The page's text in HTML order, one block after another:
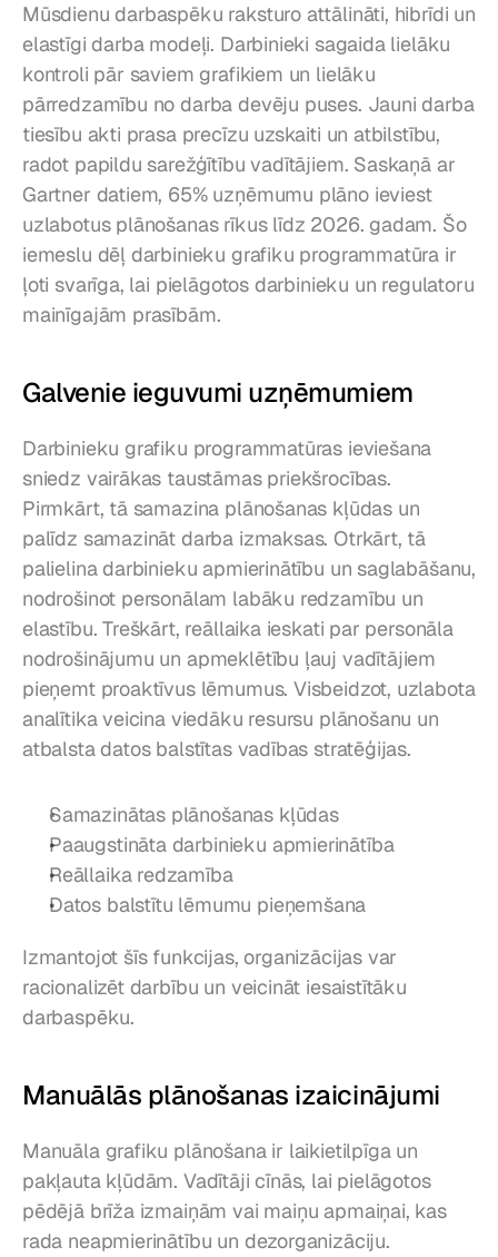
Mūsdienu darbaspēku raksturo attālināti, hibrīdi un
elastīgi darba modeļi. Darbinieki sagaida lielāku
kontroli pār saviem grafikiem un lielāku
pārredzamību no darba devēju puses. Jauni darba
tiesību akti prasa precīzu uzskaiti un atbilstību,
radot papildu sarežģītību vadītājiem. Saskaņā ar
Gartner datiem, 65% uzņēmumu plāno ieviest
uzlabotus plānošanas rīkus līdz 2026. gadam. Šo
iemeslu dēļ darbinieku grafiku programmatūra ir
ļoti svarīga, lai pielāgotos darbinieku un regulatoru
mainīgajām prasībām.
Galvenie ieguvumi uzņēmumiem
Darbinieku grafiku programmatūras ieviešana
sniedz vairākas taustāmas priekšrocības.
Pirmkārt, tā samazina plānošanas kļūdas un
palīdz samazināt darba izmaksas. Otrkārt, tā
palielina darbinieku apmierinātību un saglabāšanu,
nodrošinot personālam labāku redzamību un
elastību. Treškārt, reāllaika ieskati par personāla
nodrošinājumu un apmeklētību ļauj vadītājiem
pieņemt proaktīvus lēmumus. Visbeidzot, uzlabota
analītika veicina viedāku resursu plānošanu un
atbalsta datos balstītas vadības stratēģijas.
Samazinātas plānošanas kļūdas
Paaugstināta darbinieku apmierinātība
Reāllaika redzamība
Datos balstītu lēmumu pieņemšana
Izmantojot šīs funkcijas, organizācijas var
racionalizēt darbību un veicināt iesaistītāku
darbaspēku.
Manuālās plānošanas izaicinājumi
Manuāla grafiku plānošana ir laikietilpīga un
pakļauta kļūdām. Vadītāji cīnās, lai pielāgotos
pēdējā brīža izmaiņām vai maiņu apmaiņai, kas
rada neapmierinātību un dezorganizāciju.